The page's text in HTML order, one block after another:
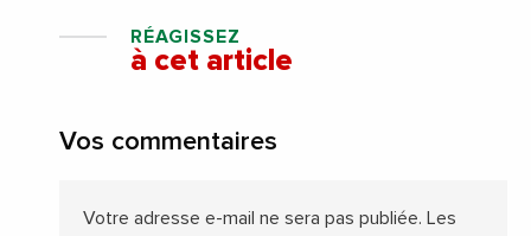
RÉAGISSEZ
à cet article
Vos commentaires
Votre adresse e-mail ne sera pas publiée. Les